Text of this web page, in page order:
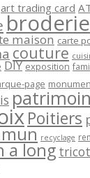
art trading card
broderie
maison carte
couture
DIY exposition
page
Poitiers
recyclage
a long tricot